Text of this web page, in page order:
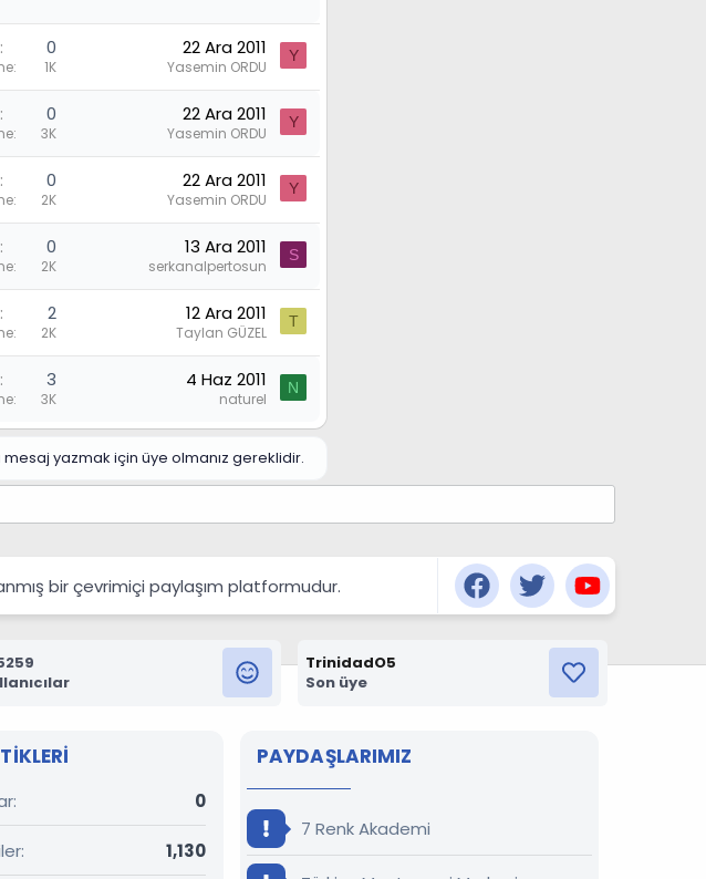
0
1K
22 Ara 2011
Yasemin ORDU
Y
0
3K
22 Ara 2011
Yasemin ORDU
Y
0
2K
22 Ara 2011
Yasemin ORDU
Y
0
2K
13 Ara 2011
serkanalpertosun
S
2
2K
12 Ara 2011
Taylan GÜZEL
T
3
3K
4 Haz 2011
naturel
N
mesaj yazmak için üye olmanız gereklidir.
bir çevrimiçi paylaşım platformudur.
TrinidadO5
Son üye
0
1,130
PAYDAŞLARIMIZ
7 Renk Akademi